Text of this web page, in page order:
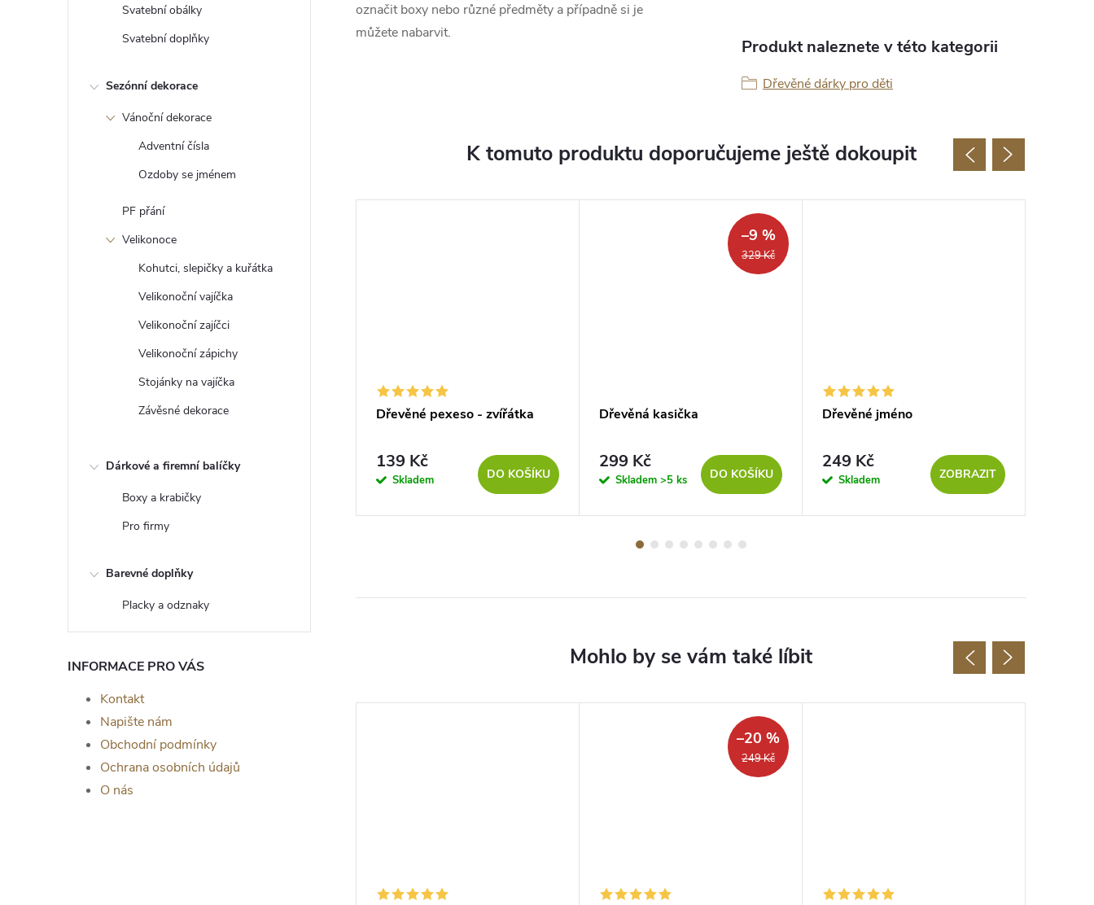
Svatební obálky
Svatební doplňky
Sezónní dekorace
Vánoční dekorace
Adventní čísla
Ozdoby se jménem
PF přání
Velikonoce
Kohutci, slepičky a kuřátka
Velikonoční vajíčka
Velikonoční zajíčci
Velikonoční zápichy
Stojánky na vajíčka
Závěsné dekorace
Dárkové a firemní balíčky
Boxy a krabičky
Pro firmy
Barevné doplňky
Placky a odznaky
INFORMACE PRO VÁS
Kontakt
Napište nám
Obchodní podmínky
Ochrana osobních údajů
O nás
označit boxy nebo různé předměty a případně si je
můžete nabarvit.
Produkt naleznete v této kategorii
Dřevěné dárky pro děti
K tomuto produktu doporučujeme ještě dokoupit
DO KOŠÍKU
Dekorace pro miminka s
460 Kč
Dřevěné pexeso - zvířátka
139 Kč
Skladem DO KOŠÍKU
329 Kč
–9 %
Dřevěná kasička
299 Kč
Skladem >5 ks DO KOŠÍKU
Dřevěné jméno
249 Kč
Skladem ZOBRAZIT
249 Kč
–20 %